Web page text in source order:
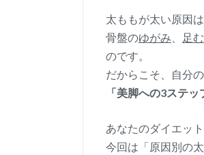
太ももが太い原因は
骨盤のゆがみ 足
のです。
だからこそ、自分
「美脚への3ステッ
あなたのダイエッ
今回は 「原因別の